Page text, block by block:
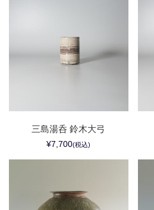
三島湯呑 鈴木大弓
¥7,700(税込)